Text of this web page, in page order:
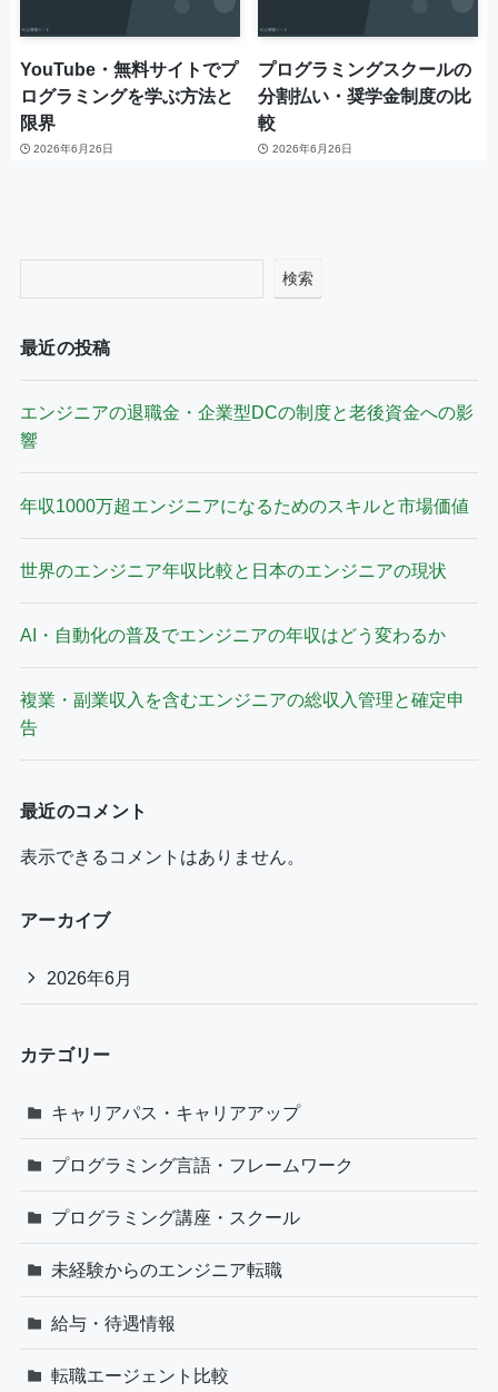
YouTube・無料サイトでプ
ログラミングを学ぶ方法と
限界
2026年6月26日
プログラミングスクールの
分割払い・奨学金制度の比
較
2026年6月26日
検索
最近の投稿
エンジニアの退職金・企業型DCの制度と老後資金への影
響
年収1000万超エンジニアになるためのスキルと市場価値
世界のエンジニア年収比較と日本のエンジニアの現状
AI・自動化の普及でエンジニアの年収はどう変わるか
複業・副業収入を含むエンジニアの総収入管理と確定申
告
最近のコメント
表示できるコメントはありません。
アーカイブ
2026年6月
カテゴリー
キャリアパス・キャリアアップ
プログラミング言語・フレームワーク
プログラミング講座・スクール
未経験からのエンジニア転職
給与・待遇情報
転職エージェント比較